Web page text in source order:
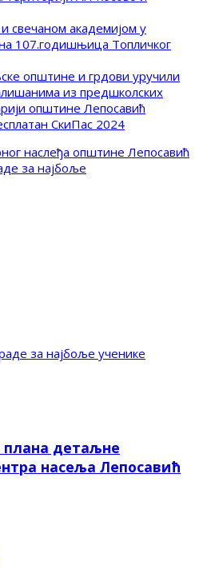
свечаном академијом у
107.годишњица Топличког
општине и грдови уручили
из предшколских
општине Лепосавић
СкиПас 2024
за најбоље
за најбоље ученике
плана детаљне
насеља Лепосавић